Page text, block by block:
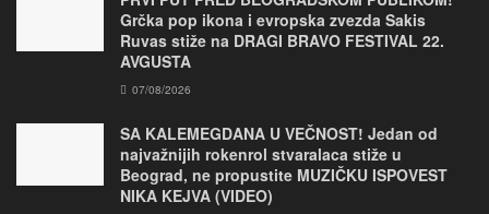
Grčka pop ikona i evropska zvezda Sakis
Ruvas stiže na DRAGI BRAVO FESTIVAL 22.
AVGUSTA
07/08/2026
SA KALEMEGDANA U VEČNOST! Jedan od
najvažnijih rokenrol stvaralaca stiže u
Beograd, ne propustite MUZIČKU ISPOVEST
NIKA KEJVA (VIDEO)